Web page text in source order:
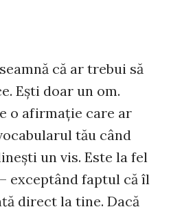
că ar trebui să
Ești doar un om.
o afirmație care ar
tău când
un vis. Este la fel
exceptând faptul că îl
direct la tine. Dacă